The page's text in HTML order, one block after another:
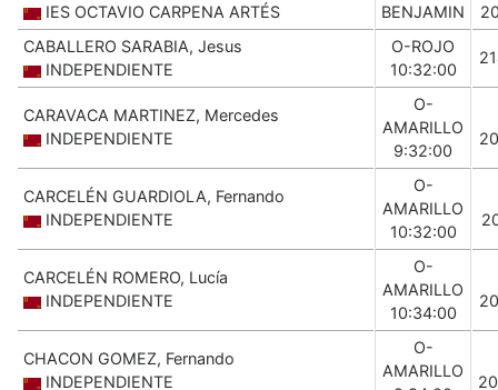
IES OCTAVIO CARPENA ARTÉS
BENJAMIN
CABALLERO SARABIA, Jesus
INDEPENDIENTE
O-ROJO
10:32:00
CARAVACA MARTINEZ, Mercedes
INDEPENDIENTE
O-
AMARILLO
9:32:00
CARCELÉN GUARDIOLA, Fernando
INDEPENDIENTE
O-
AMARILLO
10:32:00
CARCELÉN ROMERO, Lucía
INDEPENDIENTE
O-
AMARILLO
10:34:00
CHACON GOMEZ, Fernando
INDEPENDIENTE
O-
AMARILLO